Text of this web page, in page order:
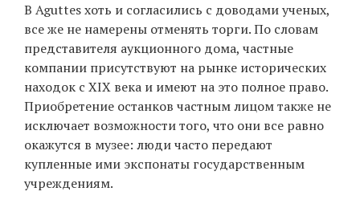
В Aguttes хоть и согласились c доводами ученых,
все же не намерены отменять торги. По словам
представителя аукционного дома, частные
компании присутствуют на рынке исторических
находок с XIX века и имеют на это полное право.
Приобретение останков частным лицом также не
исключает возможности того, что они все равно
окажутся в музее: люди часто передают
купленные ими экспонаты государственным
учреждениям.